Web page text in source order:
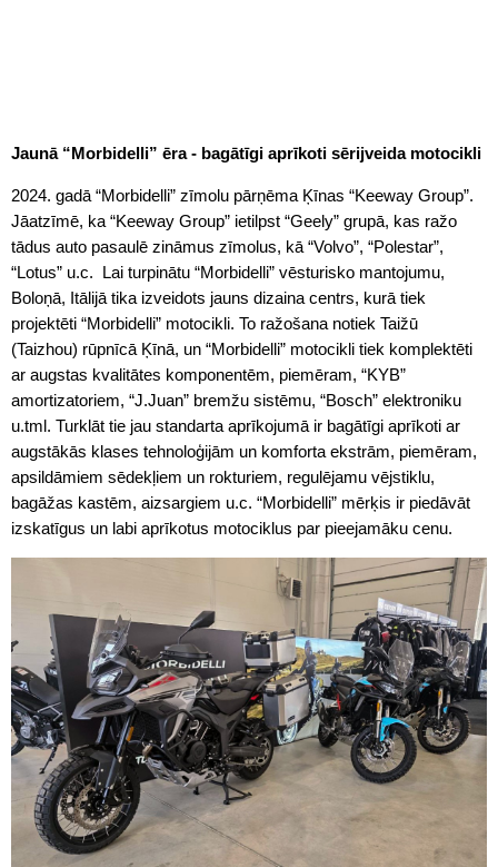
Jaunā “Morbidelli” ēra - bagātīgi aprīkoti sērijveida motocikli
2024. gadā “Morbidelli” zīmolu pārņēma Ķīnas “Keeway Group”.
Jāatzīmē, ka “Keeway Group” ietilpst “Geely” grupā, kas ražo
tādus auto pasaulē zināmus zīmolus, kā “Volvo”, “Polestar”,
“Lotus” u.c. Lai turpinātu “Morbidelli” vēsturisko mantojumu,
Boloņā, Itālijā tika izveidots jauns dizaina centrs, kurā tiek
projektēti “Morbidelli” motocikli. To ražošana notiek Taižū
(Taizhou) rūpnīcā Ķīnā, un “Morbidelli” motocikli tiek komplektēti
ar augstas kvalitātes komponentēm, piemēram, “KYB”
amortizatoriem, “J.Juan” bremžu sistēmu, “Bosch” elektroniku
u.tml. Turklāt tie jau standarta aprīkojumā ir bagātīgi aprīkoti ar
augstākās klases tehnoloģijām un komforta ekstrām, piemēram,
apsildāmiem sēdekļiem un rokturiem, regulējamu vējstiklu,
bagāžas kastēm, aizsargiem u.c. “Morbidelli” mērķis ir piedāvāt
izskatīgus un labi aprīkotus motociklus par pieejamāku cenu.